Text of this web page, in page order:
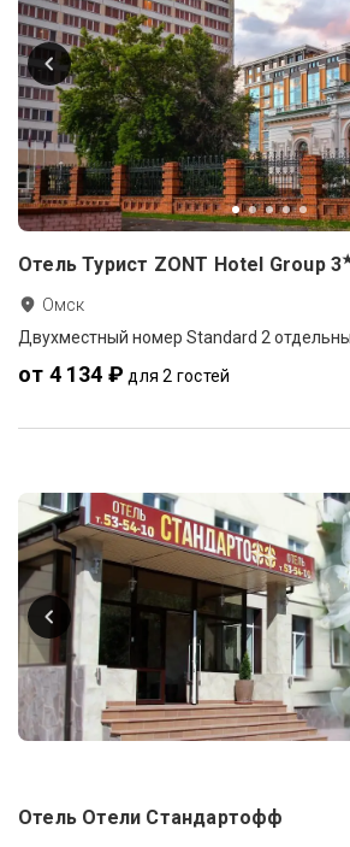
Отель Турист ZONT Hotel Group 3
Омск
Двухместный номер Standard 2
от 4 134 ₽ для 2 гостей
Отель Отели Стандартофф